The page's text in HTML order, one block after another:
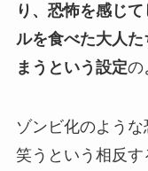
り、恐怖を感じ
ルを食べた大人
まうという設定の
ゾンビ化のよう
笑うという相反